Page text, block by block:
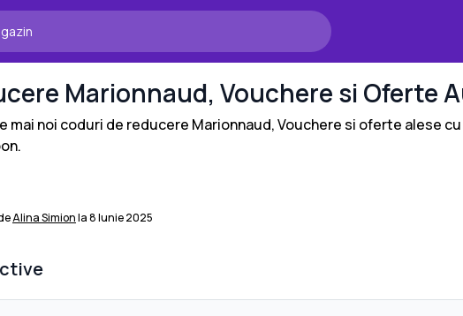
Marionnaud, Vouchere si Oferte
mai noi coduri de reducere Marionnaud, Vouchere si oferte alese
Alina Simionla8 Iunie 2025